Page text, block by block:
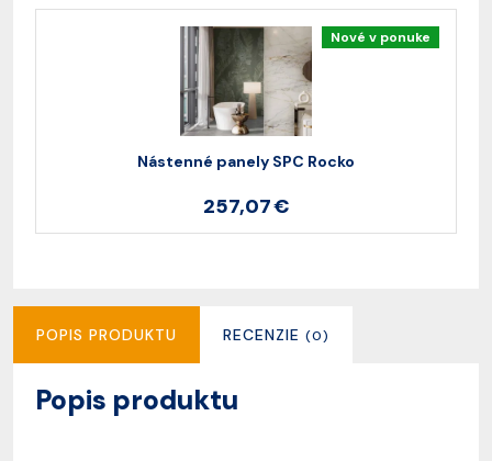
Nové v ponuke
Nástenné panely SPC Rocko
257,07 €
POPIS PRODUKTU RECENZIE (0)
Popis produktu